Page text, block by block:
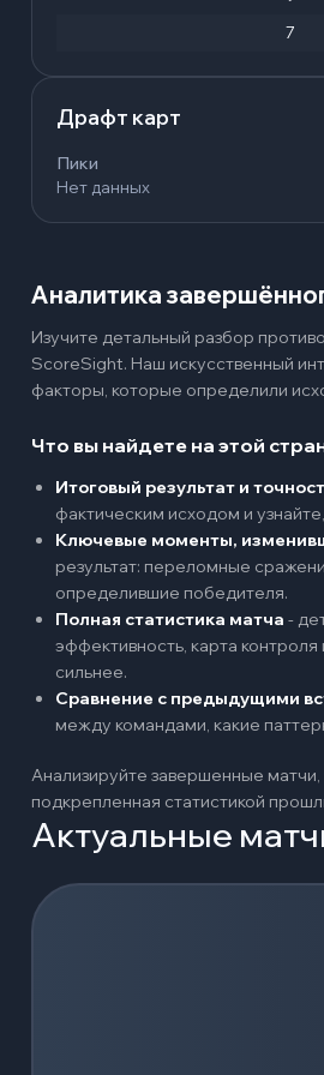
7
Драфт карт
Пики
Нет данных
Аналитика
Изучите детальный разбор
ScoreSight. Наш искусственный
факторы, которые определили
Что вы найдете на этой
Итоговый результат и
фактическим исходом и
Ключевые моменты,
результат: переломные
определившие победителя.
Полная статистика матча -
эффективность, карта
сильнее.
Сравнение с предыдущими
между командами, какие
Анализируйте завершенные
подкрепленная статистикой
Актуальные
Загрузка событий...